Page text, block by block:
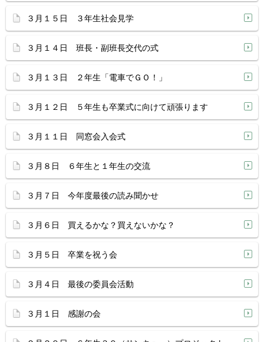
３月１５日 ３年生社会見学
３月１４日 班長・副班長交代の式
３月１３日 ２年生「電車でＧＯ！」
３月１２日 ５年生も卒業式に向けて頑張ります
３月１１日 同窓会入会式
３月８日 ６年生と１年生の交流
３月７日 今年度最後の読み聞かせ
３月６日 買えるかな？買えないかな？
３月５日 卒業を祝う会
３月４日 最後の委員会活動
３月１日 感謝の会